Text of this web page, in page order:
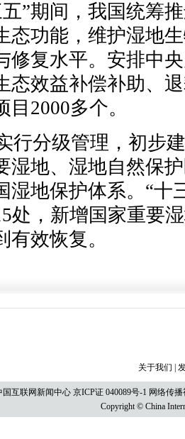
”期间，我国统筹
态功能，维护湿地
修复水平。安排中
态效益补偿补助、
2000多个。
行分级管理，初步
湿地、湿地自然保
湿地保护体系。“十
处，新增国家重要
效恢复。